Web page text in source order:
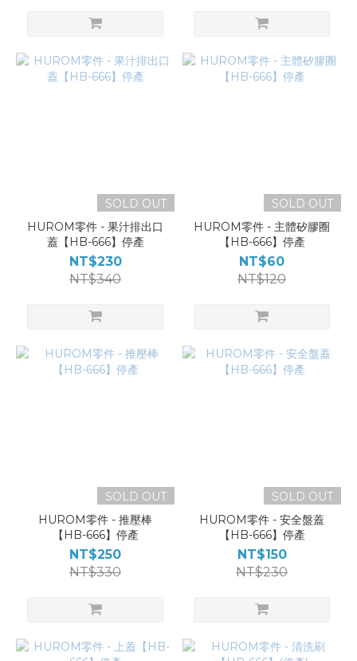
SOLD OUT
HUROM零件 - 果汁排出口
蓋【HB-666】停產
NT$230
NT$340
SOLD OUT
HUROM零件 - 主體矽膠圈
【HB-666】停產
NT$60
NT$120
SOLD OUT
HUROM零件 - 推壓棒
【HB-666】停產
NT$250
NT$330
SOLD OUT
HUROM零件 - 安全盤蓋
【HB-666】停產
NT$150
NT$230